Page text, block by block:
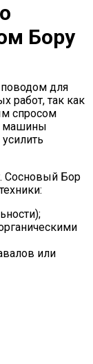
Бору
для
работ, так как
спросом
машины
Сосновый Бор
или